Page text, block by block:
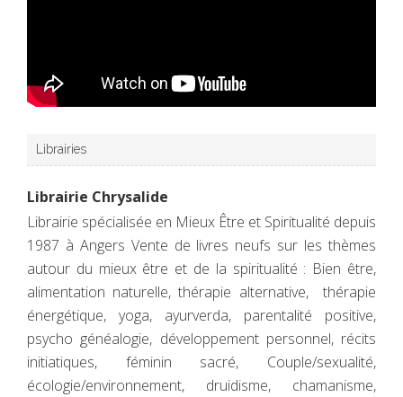
Librairies
Librairie Chrysalide
Librairie spécialisée en Mieux Être et Spiritualité depuis
1987 à Angers Vente de livres neufs sur les thèmes
autour du mieux être et de la spiritualité : Bien être,
alimentation naturelle, thérapie alternative, thérapie
énergétique, yoga, ayurverda, parentalité positive,
psycho généalogie, développement personnel, récits
initiatiques, féminin sacré, Couple/sexualité,
écologie/environnement, druidisme, chamanisme,